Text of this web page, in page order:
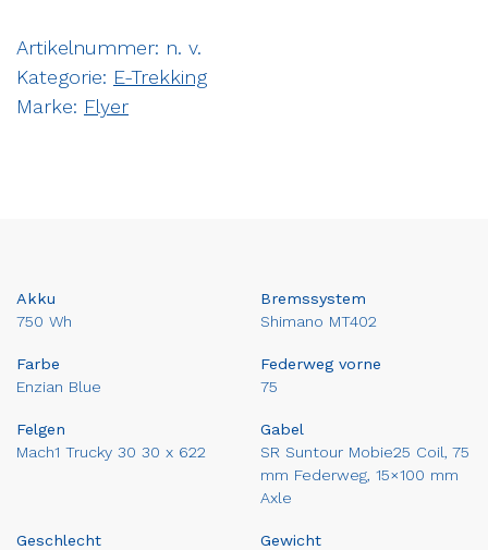
Artikelnummer: n. v.
Kategorie: E-Trekking
Marke: Flyer
Akku
750 Wh
Bremssystem
Shimano MT402
Farbe
Enzian Blue
Federweg vorne
75
Felgen
Mach1 Trucky 30 30 x 622
Gabel
SR Suntour Mobie25 Coil, 75
mm Federweg, 15×100 mm
Axle
Geschlecht
Gewicht